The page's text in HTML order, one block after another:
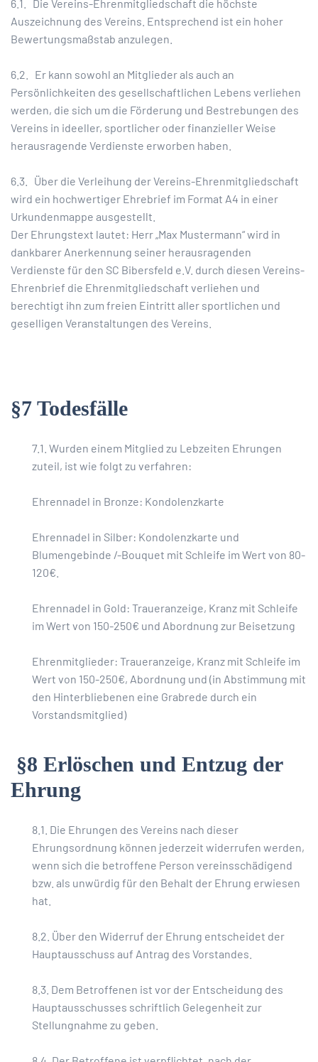
6.1. Die Vereins-Ehrenmitgliedschaft die höchste
Auszeichnung des Vereins. Entsprechend ist ein hoher
Bewertungsmaßstab anzulegen.
6.2. Er kann sowohl an Mitglieder als auch an
Persönlichkeiten des gesellschaftlichen Lebens verliehen
werden, die sich um die Förderung und Bestrebungen des
Vereins in ideeller, sportlicher oder finanzieller Weise
herausragende Verdienste erworben haben.
6.3. Über die Verleihung der Vereins-Ehrenmitgliedschaft
wird ein hochwertiger Ehrebrief im Format A4 in einer
Urkundenmappe ausgestellt.
Der Ehrungstext lautet: Herr „Max Mustermann“ wird in
dankbarer Anerkennung seiner herausragenden
Verdienste für den SC Bibersfeld e.V. durch diesen Vereins-
Ehrenbrief die Ehrenmitgliedschaft verliehen und
berechtigt ihn zum freien Eintritt aller sportlichen und
geselligen Veranstaltungen des Vereins.
§7 Todesfälle
7.1. Wurden einem Mitglied zu Lebzeiten Ehrungen
zuteil, ist wie folgt zu verfahren:
Ehrennadel in Bronze: Kondolenzkarte
Ehrennadel in Silber: Kondolenzkarte und
Blumengebinde /-Bouquet mit Schleife im Wert von 80-
120€.
Ehrennadel in Gold: Traueranzeige, Kranz mit Schleife
im Wert von 150-250€ und Abordnung zur Beisetzung
Ehrenmitglieder: Traueranzeige, Kranz mit Schleife im
Wert von 150-250€, Abordnung und (in Abstimmung mit
den Hinterbliebenen eine Grabrede durch ein
Vorstandsmitglied)
§8 Erlöschen und Entzug der
Ehrung
8.1. Die Ehrungen des Vereins nach dieser
Ehrungsordnung können jederzeit widerrufen werden,
wenn sich die betroffene Person vereinsschädigend
bzw. als unwürdig für den Behalt der Ehrung erwiesen
hat.
8.2. Über den Widerruf der Ehrung entscheidet der
Hauptausschuss auf Antrag des Vorstandes.
8.3. Dem Betroffenen ist vor der Entscheidung des
Hauptausschusses schriftlich Gelegenheit zur
Stellungnahme zu geben.